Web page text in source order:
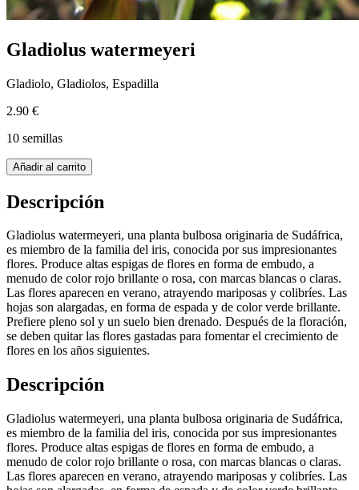
Gladiolus watermeyeri
Gladiolo, Gladiolos, Espadilla
2.90 €
10 semillas
Añadir al carrito
Descripción
Gladiolus watermeyeri, una planta bulbosa originaria de Sudáfrica,
es miembro de la familia del iris, conocida por sus impresionantes
flores. Produce altas espigas de flores en forma de embudo, a
menudo de color rojo brillante o rosa, con marcas blancas o claras.
Las flores aparecen en verano, atrayendo mariposas y colibríes. Las
hojas son alargadas, en forma de espada y de color verde brillante.
Prefiere pleno sol y un suelo bien drenado. Después de la floración,
se deben quitar las flores gastadas para fomentar el crecimiento de
flores en los años siguientes.
Descripción
Gladiolus watermeyeri, una planta bulbosa originaria de Sudáfrica,
es miembro de la familia del iris, conocida por sus impresionantes
flores. Produce altas espigas de flores en forma de embudo, a
menudo de color rojo brillante o rosa, con marcas blancas o claras.
Las flores aparecen en verano, atrayendo mariposas y colibríes. Las